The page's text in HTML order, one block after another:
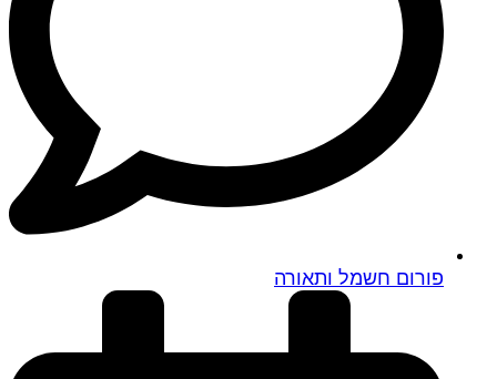
פורום חשמל ותאורה